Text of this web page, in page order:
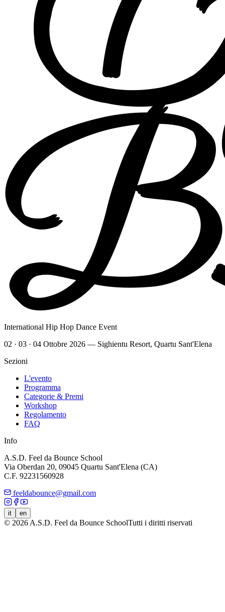
International Hip Hop Dance Event
02 · 03 · 04 Ottobre 2026 — Sighientu Resort, Quartu Sant'Elena
Sezioni
L'evento
Programma
Categorie & Premi
Workshop
Regolamento
FAQ
Info
A.S.D. Feel da Bounce School
Via Oberdan 20, 09045 Quartu Sant'Elena (CA)
C.F. 92231560928
feeldabounce@gmail.com
it en
© 2026 A.S.D. Feel da Bounce SchoolTutti i diritti riservati